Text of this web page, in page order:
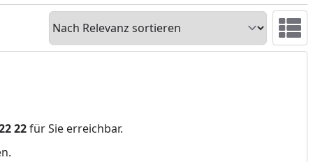
Sortieren
22für Sie erreichbar.